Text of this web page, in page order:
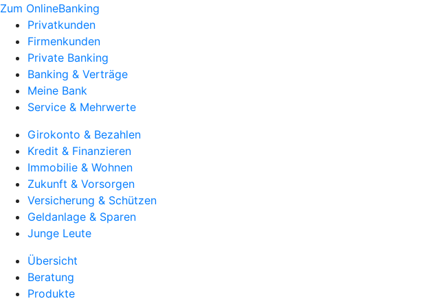
Zum OnlineBanking
Privatkunden
Firmenkunden
Private Banking
Banking & Verträge
Meine Bank
Service & Mehrwerte
Girokonto & Bezahlen
Kredit & Finanzieren
Immobilie & Wohnen
Zukunft & Vorsorgen
Versicherung & Schützen
Geldanlage & Sparen
Junge Leute
Übersicht
Beratung
Produkte